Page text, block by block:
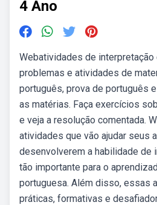
4 Ano
Webatividades de
problemas e atividades de
português, prova de português
as matérias. Faça exercícios
e veja a resolução comentada.
atividades que vão ajudar seus
desenvolverem a habilidade de
tão importante para o
portuguesa. Além disso, essas
práticas, formativas e